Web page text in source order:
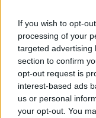
If you wish to opt-
processing of your
targeted advertising
section to confirm
opt-out request is
interest-based ads
us or personal
your opt-out. You